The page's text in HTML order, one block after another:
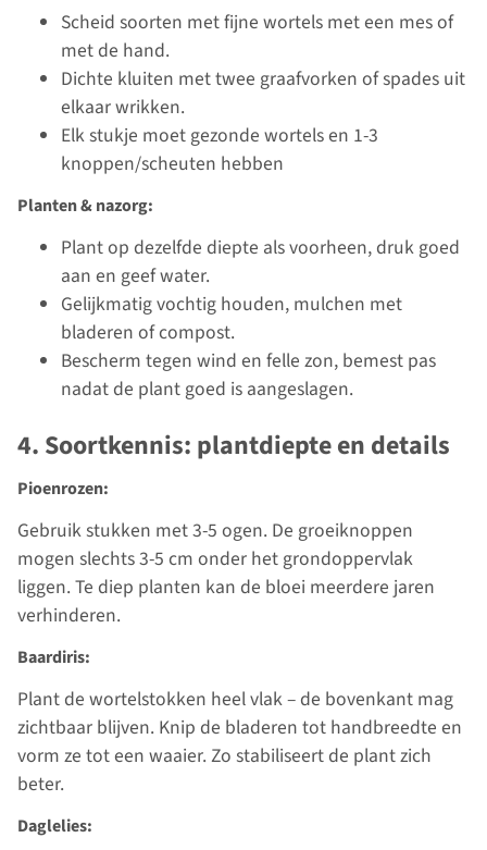
Scheid soorten met fijne wortels met een mes of
met de hand.
Dichte kluiten met twee graafvorken of spades uit
elkaar wrikken.
Elk stukje moet gezonde wortels en 1-3
knoppen/scheuten hebben
Planten & nazorg:
Plant op dezelfde diepte als voorheen, druk goed
aan en geef water.
Gelijkmatig vochtig houden, mulchen met
bladeren of compost.
Bescherm tegen wind en felle zon, bemest pas
nadat de plant goed is aangeslagen.
4. Soortkennis: plantdiepte en details
Pioenrozen:
Gebruik stukken met 3-5 ogen. De groeiknoppen
mogen slechts 3-5 cm onder het grondoppervlak
liggen. Te diep planten kan de bloei meerdere jaren
verhinderen.
Baardiris:
Plant de wortelstokken heel vlak – de bovenkant mag
zichtbaar blijven. Knip de bladeren tot handbreedte en
vorm ze tot een waaier. Zo stabiliseert de plant zich
beter.
Daglelies: